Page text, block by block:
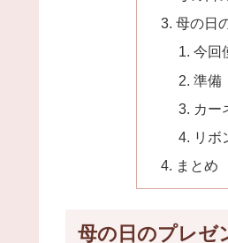
母の日
今回
準備
カー
リボ
まとめ
母の日のプレゼ